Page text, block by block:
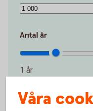
Antal år
1 år
Våra